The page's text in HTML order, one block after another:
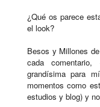
¿Qué os parece
el look?
Besos y Millones
cada
grandísima para
momentos como
estudios y blog) y